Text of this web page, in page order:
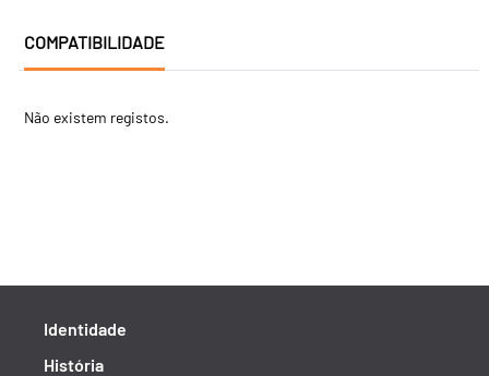
COMPATIBILIDADE
Não existem registos.
Identidade
História